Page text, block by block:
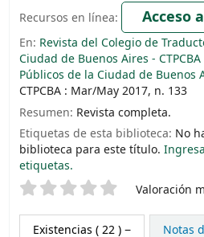
Recursos en línea:
Acceso
En: Revista del Colegio de
Ciudad de Buenos Aires -
Públicos de la Ciudad de Buenos
CTPCBA : Mar/May 2017, n. 133
Resumen: Revista completa.
Etiquetas de esta biblioteca: No
biblioteca para este título.
etiquetas.
Valoración Valoración
Existencias ( 22 )
Notas